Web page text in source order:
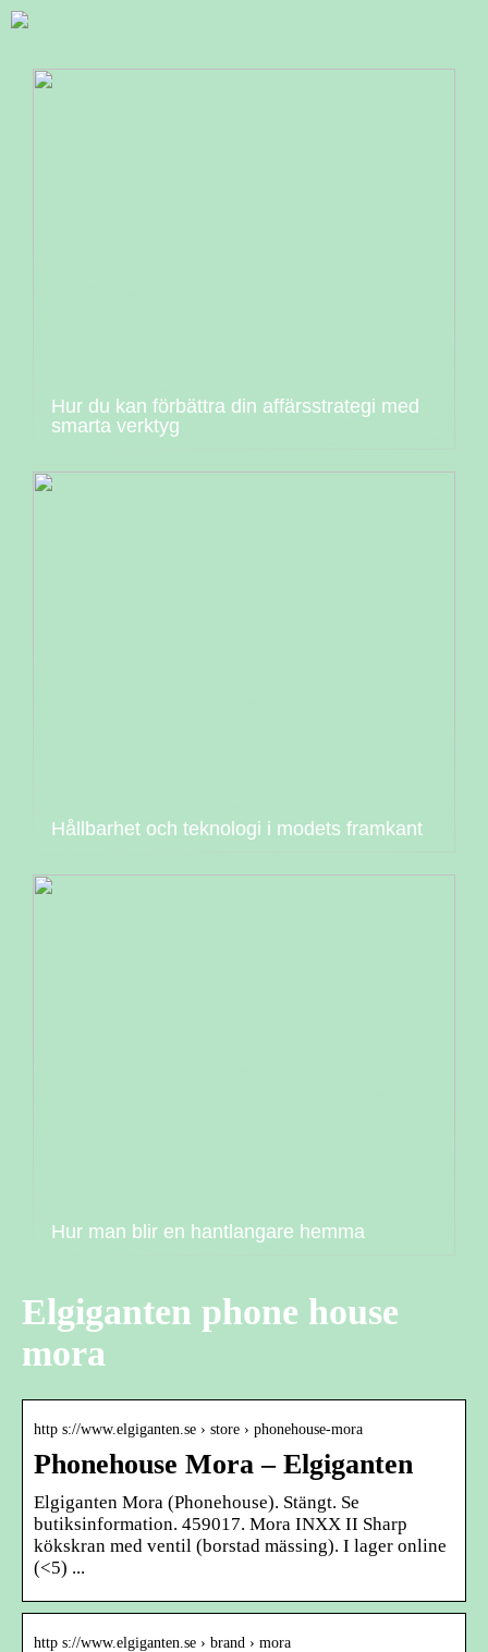
Hur du kan förbättra din affärsstrategi med
smarta verktyg
Hållbarhet och teknologi i modets framkant
Hur man blir en hantlangare hemma
Elgiganten phone house
mora
http s://www.elgiganten.se › store › phonehouse-mora
Phonehouse Mora – Elgiganten
Elgiganten Mora (Phonehouse). Stängt. Se
butiksinformation. 459017. Mora INXX II Sharp
kökskran med ventil (borstad mässing). I lager online
(<5) ...
http s://www.elgiganten.se › brand › mora